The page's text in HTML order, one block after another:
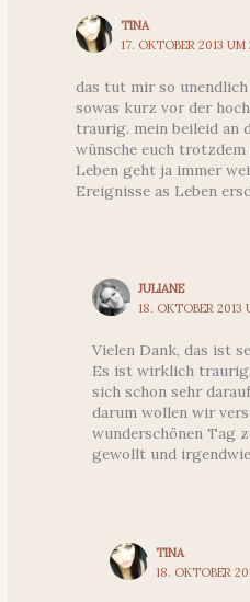
TINA
17. OKTOBER 2013
das tut mir so unendlich
sowas kurz vor der
traurig. mein beileid an
wünsche euch
Leben geht ja immer
Ereignisse as Leben
JULIANE
18. OKTOBER 2013
Vielen Dank, das ist
Es ist wirklich
sich schon sehr
darum wollen wir
wunderschönen Tag
gewollt und
TINA
18. OKTOBER